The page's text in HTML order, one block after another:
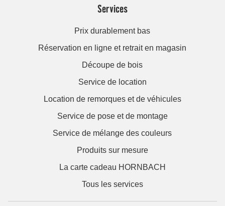
Services
Prix durablement bas
Réservation en ligne et retrait en magasin
Découpe de bois
Service de location
Location de remorques et de véhicules
Service de pose et de montage
Service de mélange des couleurs
Produits sur mesure
La carte cadeau HORNBACH
Tous les services